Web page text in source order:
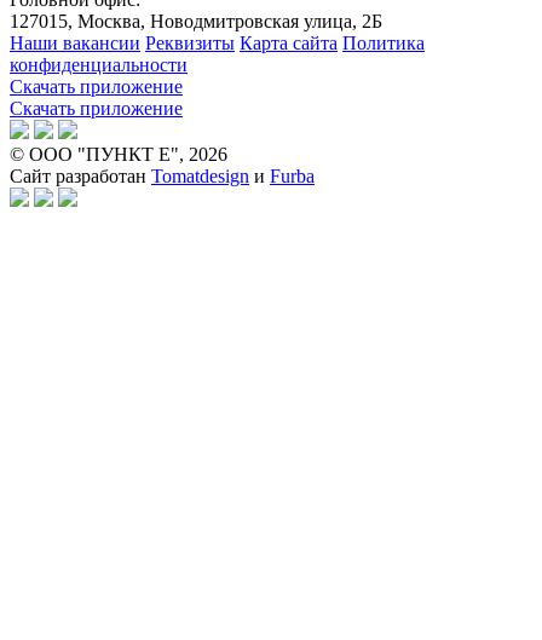
127015, Москва, Новодмитровская улица, 2Б
Наши вакансии Реквизиты Карта сайта Политика
конфиденциальности
Скачать приложение
Скачать приложение
© ООО "ПУНКТ Е", 2026
Сайт разработан Tomatdesign и Furba